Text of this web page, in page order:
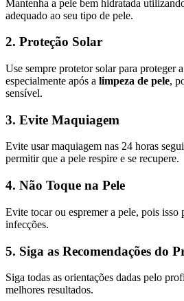
Mantenha a pele bem hidratada
adequado ao seu tipo de pele.
2. Proteção Solar
Use sempre protetor solar para proteger
especialmente após a limpeza de pele,
sensível.
3. Evite Maquiagem
Evite usar maquiagem nas 24 horas
permitir que a pele respire e se recupere.
4. Não Toque na Pele
Evite tocar ou espremer a pele, pois isso
infecções.
5. Siga as Recomendações do
Siga todas as orientações dadas pelo
melhores resultados.